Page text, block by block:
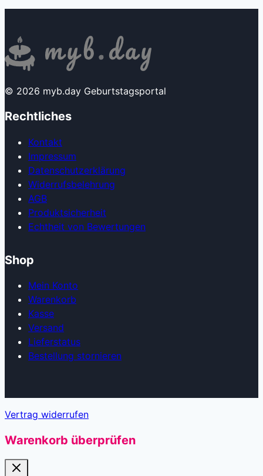
© 2026 myb.day Geburtstagsportal
Rechtliches
Kontakt
Impressum
Datenschutzerklärung
Widerrufsbelehrung
AGB
Produkt­sicherheit
Echtheit von Bewertungen
Shop
Mein Konto
Warenkorb
Kasse
Versand
Lieferstatus
Bestellung stornieren
Vertrag widerrufen
Warenkorb überprüfen